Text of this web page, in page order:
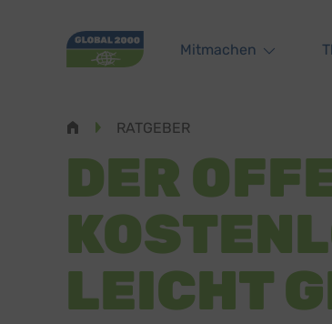
Mitmachen
RATGEBER
DER
LEICHT